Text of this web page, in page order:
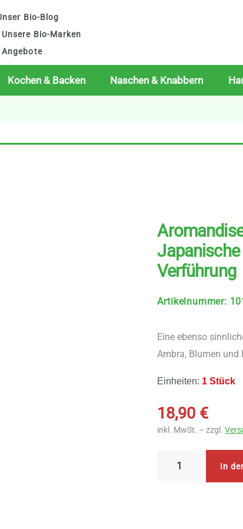
Bio-Blog
Unsere Bio-Marken
Angebote
Kochen & Backen Naschen & Knabbern
Verführung
Artikelnummer:
Eine ebenso
Ambra, Blumen und
Einheiten: 1 Stück
18,90 €
inkl. MwSt. – zzgl.
In